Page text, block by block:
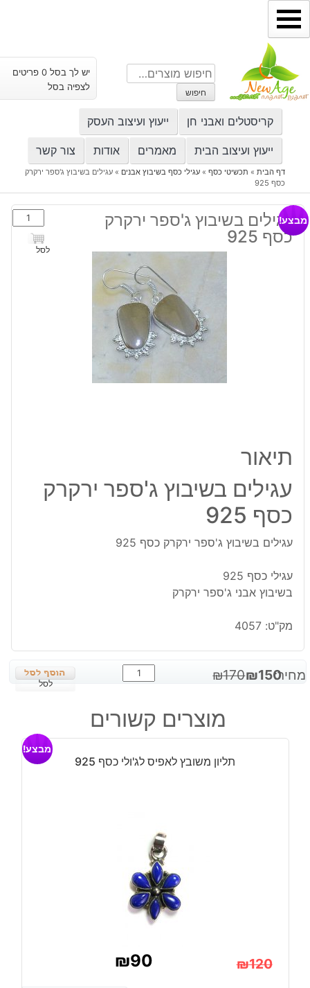
דילוג
לתוכן
חיפוש
עבור:
חיפוש
יש לך בסל 0 פריטים
לצפיה בסל
קריסטלים ואבני חן ייעוץ ועיצוב העסק
ייעוץ ועיצוב הבית מאמרים אודות צור קשר
דף הבית» תכשיטי כסף» עגילי כסף בשיבוץ אבנים » עגילים בשיבוץ ג'ספר ירקרק
כסף 925
עגילים בשיבוץ ג'ספר ירקרק
כסף 925
כמות
של
עגילים
לסל
מבצע!
תיאור
עגילים בשיבוץ ג'ספר ירקרק
כסף 925
עגילים בשיבוץ ג'ספר ירקרק כסף 925
עגילי כסף 925
בשיבוץ אבני ג'ספר ירקרק
מק"ט: 4057
מחיר: ₪170המחיר
₪150
המחיר
הוא:
₪150.
כמות
של
בשיבוץ
ג'ספר
כסף
לסל
מוצרים קשורים
תליון משובץ לאפיס לג'ולי כסף 925
מבצע!
₪120
₪90